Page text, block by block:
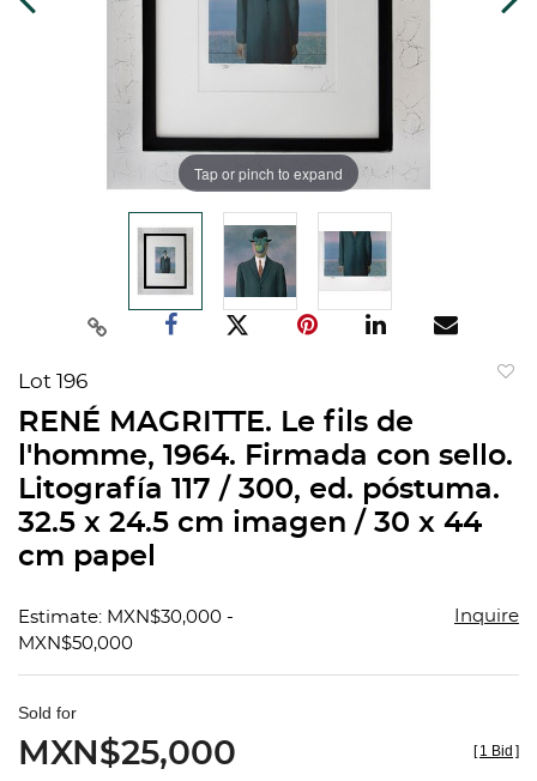
Tap or pinch to expand
Lot 196
RENÉ MAGRITTE. Le fils de
l'homme, 1964. Firmada con sello.
Litografía 117 / 300, ed. póstuma.
32.5 x 24.5 cm imagen / 30 x 44
cm papel
Estimate: MXN$30,000 -
MXN$50,000
Inquire
Sold for
MXN$25,000 [ 1 Bid ]